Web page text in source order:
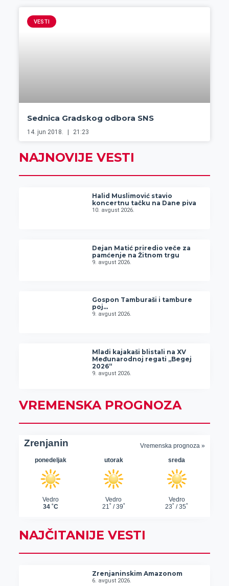
VESTI
Sednica Gradskog odbora SNS
14. jun 2018. 21:23
NAJNOVIJE VESTI
Halid Muslimović stavio
koncertnu tačku na Dane piva
10. avgust 2026.
Dejan Matić priredio veče za
pamćenje na Žitnom trgu
9. avgust 2026.
Gospon Tamburaši i tambure
poj…
9. avgust 2026.
Mladi kajakaši blistali na XV
Međunarodnoj regati „Begej
2026“
9. avgust 2026.
VREMENSKA PROGNOZA
NAJČITANIJE VESTI
Zrenjaninskim Amazonom
6. avgust 2026.